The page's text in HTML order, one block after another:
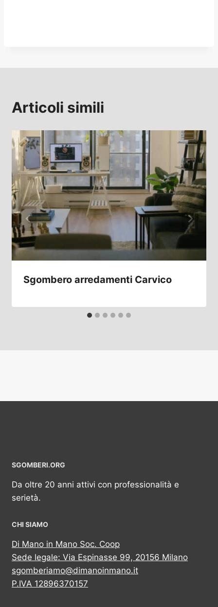
Articoli simili
Sgombero arredamenti Carvico
SGOMBERI.ORG
Da oltre 20 anni attivi con professionalità e
serietà.
CHI SIAMO
Di Mano in Mano Soc. Coop
Sede legale: Via Espinasse 99, 20156 Milano
sgomberiamo@dimanoinmano.it
P.IVA 12896370157